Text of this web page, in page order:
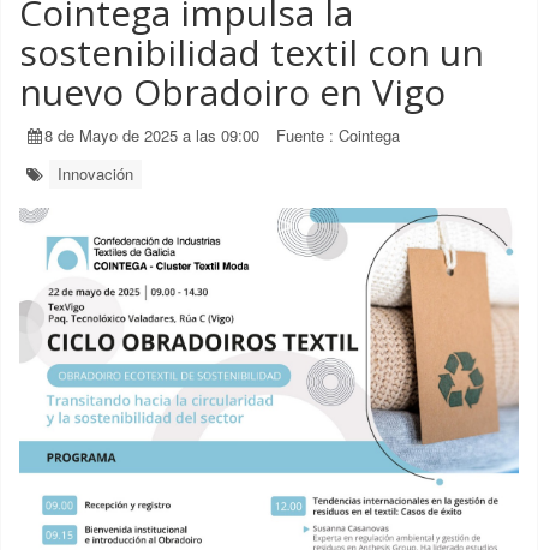
Cointega impulsa la
sostenibilidad textil con un
nuevo Obradoiro en Vigo
8 de Mayo de 2025 a las 09:00 Fuente :Cointega
Innovación